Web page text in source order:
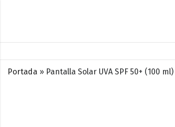
Portada » Pantalla Solar UVA SPF 50+ (100 ml)